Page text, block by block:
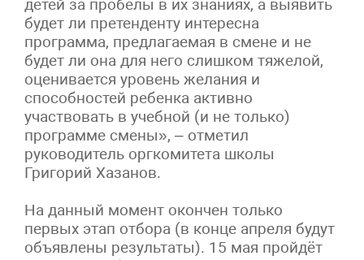
детей за пробелы в их знаниях, а выявить
будет ли претенденту интересна
программа, предлагаемая в смене и не
будет ли она для него слишком тяжелой,
оценивается уровень желания и
способностей ребенка активно
участвовать в учебной (и не только)
программе смены», – отметил
руководитель оргкомитета школы
Григорий Хазанов.
На данный момент окончен только
первых этап отбора (в конце апреля будут
объявлены результаты). 15 мая пройдёт